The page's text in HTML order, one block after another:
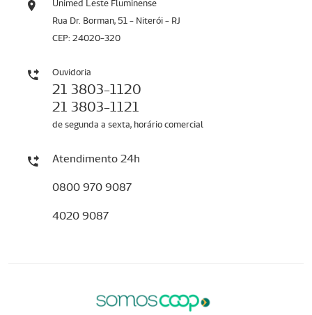
Unimed Leste Fluminense
Rua Dr. Borman, 51 - Niterói - RJ
CEP: 24020-320
Ouvidoria
21 3803-1120
21 3803-1121
de segunda a sexta, horário comercial
Atendimento 24h
0800 970 9087
4020 9087